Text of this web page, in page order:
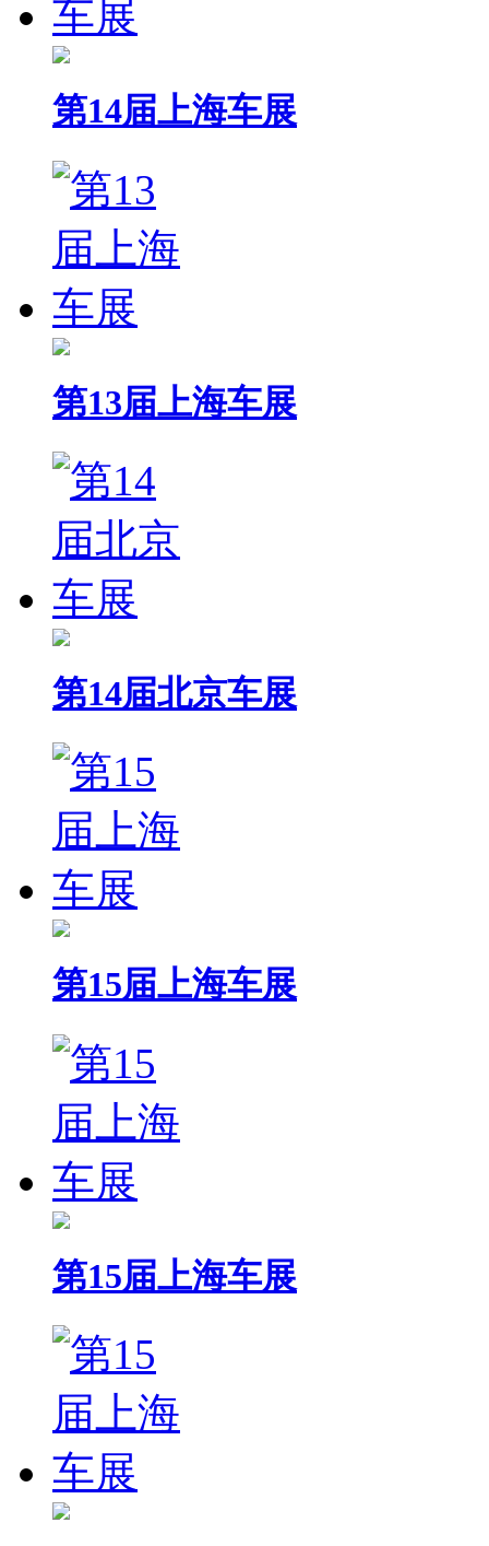
第14届上海车展
第13届上海车展
第14届北京车展
第15届上海车展
第15届上海车展